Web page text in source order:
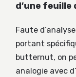
d’une
Faute
portant
butternut, on
analogie avec